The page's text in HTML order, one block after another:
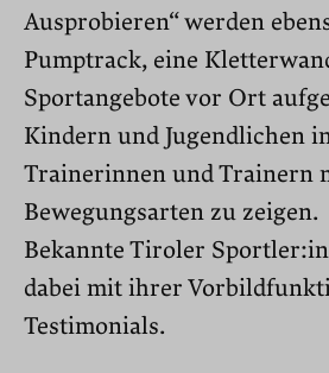
Ausprobieren“ werden
Pumptrack, eine
Sportangebote vor Ort
Kindern und Jugendlichen
Trainerinnen und Trainern
Bewegungsarten zu zeigen.
Bekannte Tiroler
dabei mit ihrer
Testimonials.